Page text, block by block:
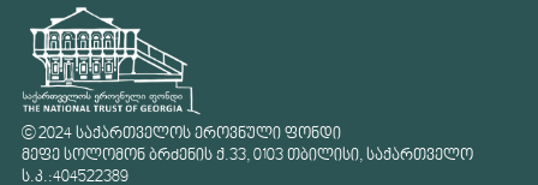
© 2024 საქართველოს ეროვნული ფონდი
მეფე სოლომონ ბრძენის ქ.33, 0103 თბილისი, საქართველო
ს.კ.:404522389